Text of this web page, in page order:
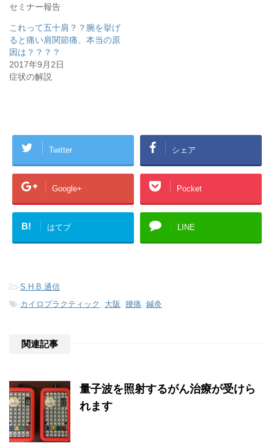
セミナー報告
これって五十肩？？腕を挙げ
ると痛い肩関節痛、本当の原
因は？？？？
2017年9月2日
症状の解説
Twitter シェア
Google+ Pocket
B! はてブ LINE
-S.H.B.通信
-カイロプラクティック , 大阪 , 腰痛, 鍼灸
関連記事
量子波を照射するがん治療が受けら
れます